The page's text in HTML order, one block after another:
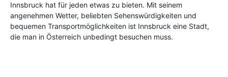
Innsbruck hat für jeden etwas zu bieten. Mit seinem
angenehmen Wetter, beliebten Sehenswürdigkeiten und
bequemen Transportmöglichkeiten ist Innsbruck eine Stadt,
die man in Österreich unbedingt besuchen muss.